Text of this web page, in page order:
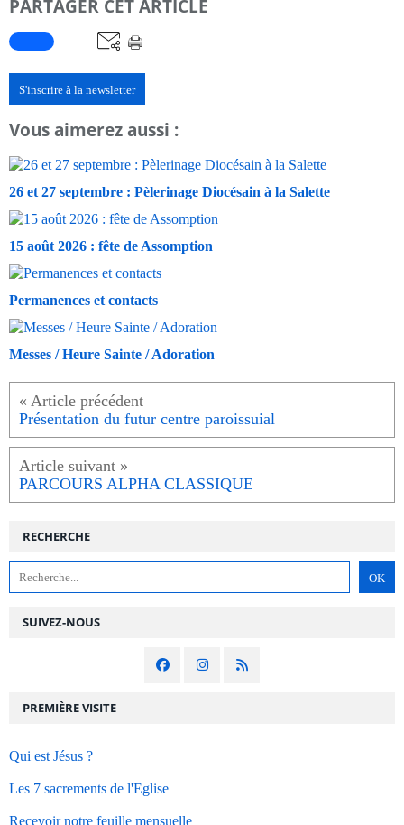
PARTAGER CET ARTICLE
S'inscrire à la newsletter
Vous aimerez aussi :
26 et 27 septembre : Pèlerinage Diocésain à la Salette
15 août 2026 : fête de Assomption
Permanences et contacts
Messes / Heure Sainte / Adoration
Présentation du futur centre paroissuial
PARCOURS ALPHA CLASSIQUE
SUIVEZ-NOUS
RECHERCHE
PREMIÈRE VISITE
Qui est Jésus ?
Les 7 sacrements de l'Eglise
Recevoir notre feuille mensuelle